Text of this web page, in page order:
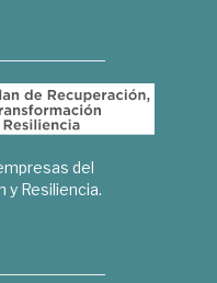
del
y Resiliencia.